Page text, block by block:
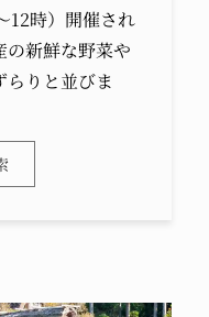
12時）開催され
の新鮮な野菜や
りと並びま